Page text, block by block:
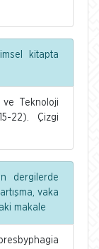
kitapta
ve Teknoloji
22). Çizgi
dergilerde
vaka
makale